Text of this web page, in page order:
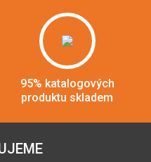
95% katalogových
produktu skladem